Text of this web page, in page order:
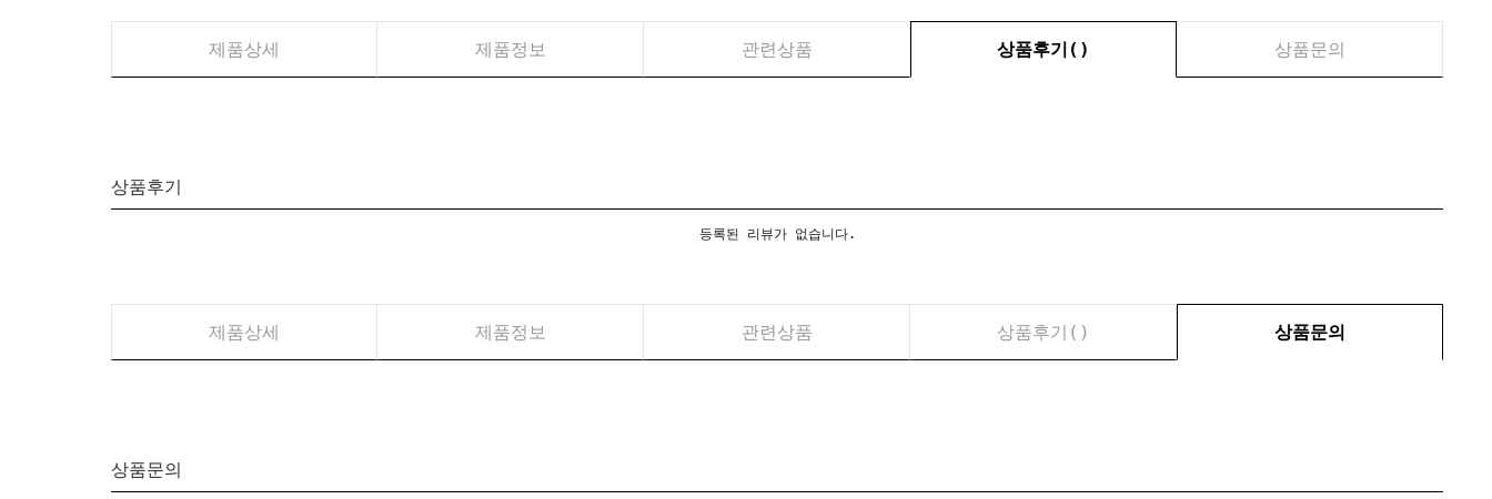
제품상세 제품정보 관련상품 상품후기( ) 상품문의
상품후기
등록된 리뷰가 없습니다.
제품상세 제품정보 관련상품 상품후기( ) 상품문의
상품문의